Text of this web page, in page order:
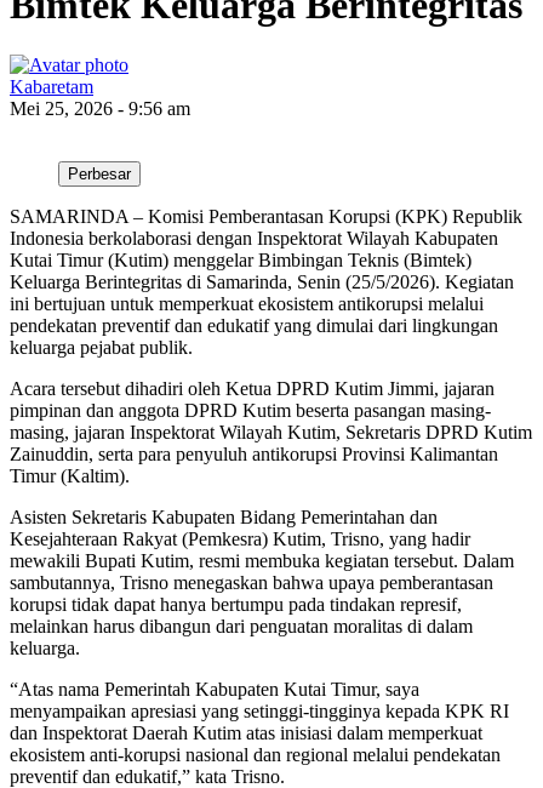
Kabaretam
Mei 25, 2026 - 9:56 am
Perbesar
SAMARINDA – Komisi Pemberantasan Korupsi (KPK) Republik
Indonesia berkolaborasi dengan Inspektorat Wilayah Kabupaten
Kutai Timur (Kutim) menggelar Bimbingan Teknis (Bimtek)
Keluarga Berintegritas di Samarinda, Senin (25/5/2026). Kegiatan
ini bertujuan untuk memperkuat ekosistem antikorupsi melalui
pendekatan preventif dan edukatif yang dimulai dari lingkungan
keluarga pejabat publik.
Acara tersebut dihadiri oleh Ketua DPRD Kutim Jimmi, jajaran
pimpinan dan anggota DPRD Kutim beserta pasangan masing-
masing, jajaran Inspektorat Wilayah Kutim, Sekretaris DPRD Kutim
Zainuddin, serta para penyuluh antikorupsi Provinsi Kalimantan
Timur (Kaltim).
Asisten Sekretaris Kabupaten Bidang Pemerintahan dan
Kesejahteraan Rakyat (Pemkesra) Kutim, Trisno, yang hadir
mewakili Bupati Kutim, resmi membuka kegiatan tersebut. Dalam
sambutannya, Trisno menegaskan bahwa upaya pemberantasan
korupsi tidak dapat hanya bertumpu pada tindakan represif,
melainkan harus dibangun dari penguatan moralitas di dalam
keluarga.
“Atas nama Pemerintah Kabupaten Kutai Timur, saya
menyampaikan apresiasi yang setinggi-tingginya kepada KPK RI
dan Inspektorat Daerah Kutim atas inisiasi dalam memperkuat
ekosistem anti-korupsi nasional dan regional melalui pendekatan
preventif dan edukatif,” kata Trisno.